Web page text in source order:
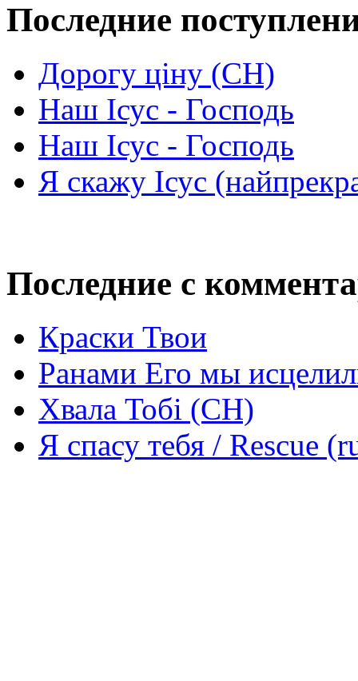
Последние
Дорогу ціну (СН)
Наш Ісус - Господь
Наш Ісус - Господь
Я скажу Ісус
Последние с
Краски Твои
Ранами Его мы
Хвала Тобі (СН)
Я спасу тебя / Rescue